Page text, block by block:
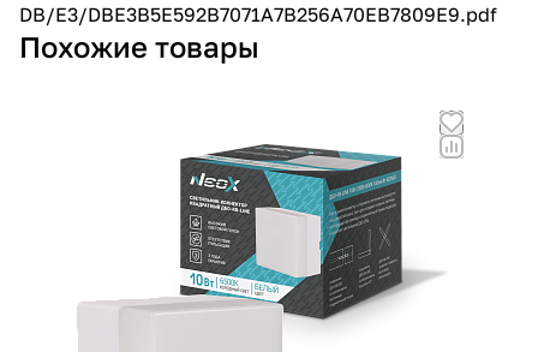
DB/E3/DBE3B5E592B7071A7B256A70EB7809E9.pdf
Похожие товары